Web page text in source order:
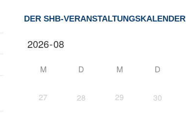
DER SHB-VERANSTALTUNGSKALENDER
M D M D
27 28 29 30